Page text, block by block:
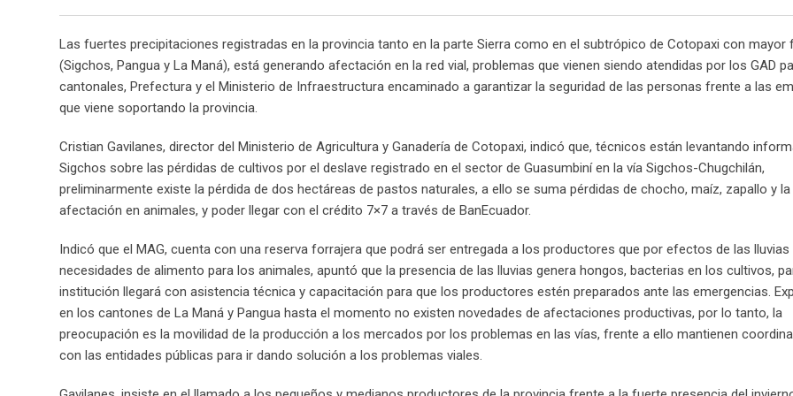
Las fuertes precipitaciones registradas en la provincia tanto en la parte Sierra como en el subtrópico de Cotopaxi con mayor
(Sigchos, Pangua y La Maná), está generando afectación en la red vial, problemas que vienen siendo atendidas por los GAD
cantonales, Prefectura y el Ministerio de Infraestructura encaminado a garantizar la seguridad de las personas frente a las
que viene soportando la provincia.
Cristian Gavilanes, director del Ministerio de Agricultura y Ganadería de Cotopaxi, indicó que, técnicos están levantando
Sigchos sobre las pérdidas de cultivos por el deslave registrado en el sector de Guasumbiní en la vía Sigchos-Chugchilán,
preliminarmente existe la pérdida de dos hectáreas de pastos naturales, a ello se suma pérdidas de chocho, maíz, zapallo y la
afectación en animales, y poder llegar con el crédito 7×7 a través de BanEcuador.
Indicó que el MAG, cuenta con una reserva forrajera que podrá ser entregada a los productores que por efectos de las lluvias
necesidades de alimento para los animales, apuntó que la presencia de las lluvias genera hongos, bacterias en los cultivos,
institución llegará con asistencia técnica y capacitación para que los productores estén preparados ante las emergencias.
en los cantones de La Maná y Pangua hasta el momento no existen novedades de afectaciones productivas, por lo tanto, la
preocupación es la movilidad de la producción a los mercados por los problemas en las vías, frente a ello mantienen
con las entidades públicas para ir dando solución a los problemas viales.